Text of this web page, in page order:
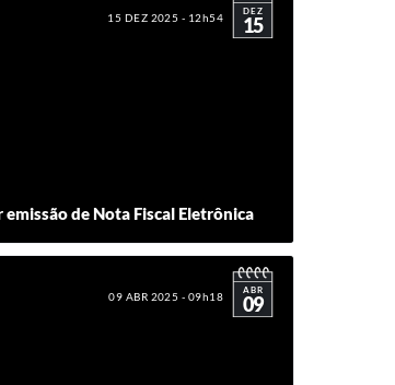
15 DEZ 2025 - 12h54 DEZ
15
de Nota Fiscal Eletrônica
09 ABR 2025 - 09h18 ABR
09